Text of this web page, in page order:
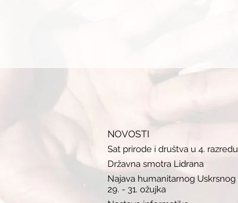
NOVOSTI
Sat prirode i društva u 4. razredu
Državna smotra Lidrana
Najava humanitarnog Uskrsnog
29. - 31. ožujka